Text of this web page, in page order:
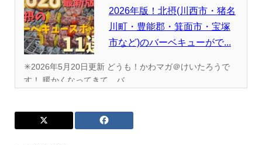
2026年版！北摂(川西市・猪名
川町・豊能郡・箕面市・宝塚
市など)のバーベキューがで...
✳︎2026年5月20日更新 どうも！かわマガ＠けいたろうで
す！ 暖かくなってきて、バ...